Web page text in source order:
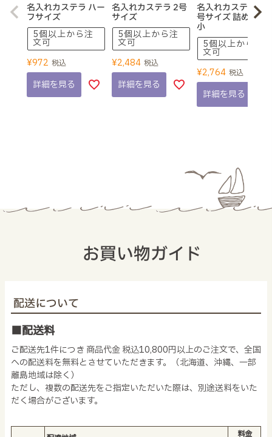
名入れカステラ ハー
フサイズ
5個以上から注
文可
¥972 税込
詳細を見る
名入れカステラ 2号
サイズ
5個以上から注
文可
¥2,484 税込
詳細を見る
名入れカステラ 30
号サイズ 詰め合わ
小
5個以上から注
文可
¥2,764 税込
詳細を見る
お買い物ガイド
配送について
■配送料
ご配送先1件につき 商品代金 税込10,800円以上のご注文で、全国
への配送料を無料とさせていただきます。（北海道、沖縄、一部
離島地域は除く）
ただし、複数の配送先をご指定いただいた際は、別途送料をいた
だく場合がございます。
料金